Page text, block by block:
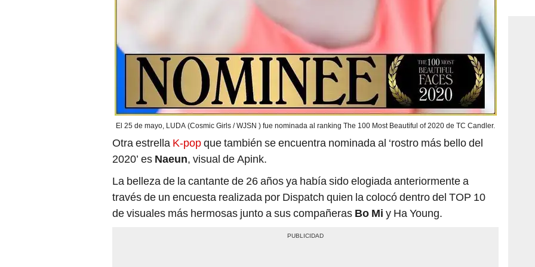
El 25 de mayo, LUDA (Cosmic Girls / WJSN ) fue nominada al ranking The 100 Most Beautiful of 2020 de TC Candler.
Otra estrella K-popque también se encuentra nominada al ‘rostro más bello del
2020’ es Naeun, visual de Apink.
La belleza de la cantante de 26 años ya había sido elogiada anteriormente a
través de un encuesta realizada por Dispatch quien la colocó dentro del TOP 10
de visuales más hermosas junto a sus compañeras Bo Mi y Ha Young.